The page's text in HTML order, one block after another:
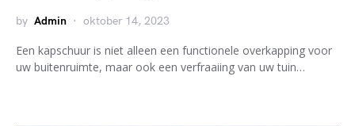
by Admin oktober 14, 2023
Een kapschuur is niet alleen een functionele overkapping voor
uw buitenruimte, maar ook een verfraaiing van uw tuin…